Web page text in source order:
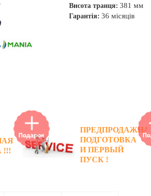
Висота транця: 381 мм
Гарантія: 36 місяців
!!!
ПОДГОТОВКА
И ПЕРВЫЙ
ПУСК !
+ БОК. ПРОМІНЬ!